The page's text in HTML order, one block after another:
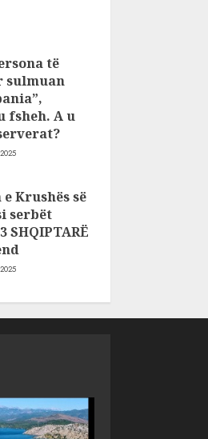
të
sulmuan
fsheh. A u
Krushës së
serbët
SHQIPTARË